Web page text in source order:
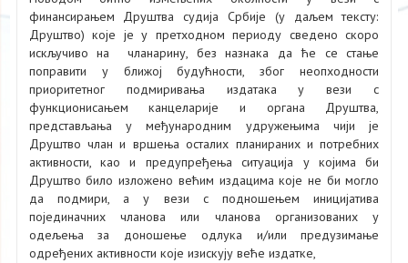
финансирањем Друштва судија Србије (у даљем тексту:
Друштво) које је у претходном периоду сведено скоро
искључиво на чланарину, без назнака да ће се стање
поправити у ближој будућности, због неопходности
приоритетног подмиривања издатака у вези с
функционисањем канцеларије и органа Друштва,
представљања у међународним удружењима чији је
Друштво члан и вршења осталих планираних и потребних
активности, као и предупређења ситуација у којима би
Друштво било изложено већим издацима које не би могло
да подмири, а у вези с подношењем иницијатива
појединачних чланова или чланова организованих у
одељења за доношење одлука и/или предузимање
одређених активности које изискују веће издатке,